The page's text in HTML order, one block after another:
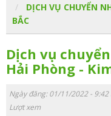
DỊCH VỤ CHUYỂN
BẮC
Dịch vụ
Hải Phòng -
Ngày đăng: 01/11/2022 -
Lượt xem